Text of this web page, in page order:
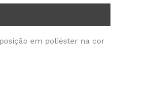
em poliéster na cor